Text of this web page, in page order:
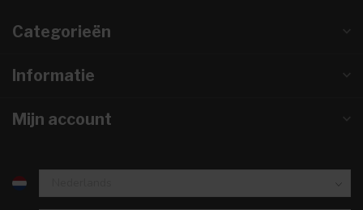
Categorieën
Informatie
Mijn account